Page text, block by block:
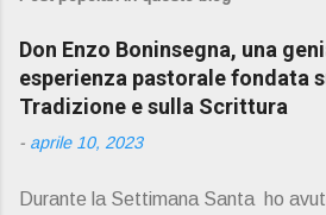
Don Enzo Boninsegna, una
esperienza pastorale fondata
Tradizione e sulla Scrittura
- aprile 10, 2023
Durante la Settimana Santa ho